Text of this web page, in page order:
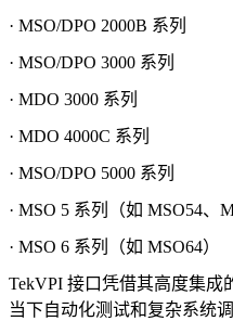
· MSO/DPO 2000B 系列
· MSO/DPO 3000 系列
· MDO 3000 系列
· MDO 4000C 系列
· MSO/DPO 5000 系列
· MSO 5 系列（如 MSO54、
· MSO 6 系列（如 MSO64）
TekVPI 接口凭借其高度集成
当下自动化测试和复杂系统